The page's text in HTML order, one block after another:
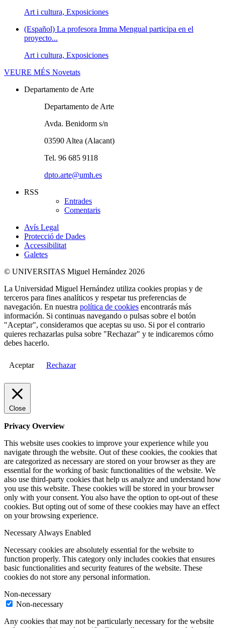
Art i cultura, Exposiciones
(Español) La profesora Imma Mengual participa en el
proyecto...
Art i cultura, Exposiciones
VEURE MÉS Novetats
Departamento de Arte
Departamento de Arte
Avda. Benidorm s/n
03590 Altea (Alacant)
Tel. 96 685 9118
dpto.arte@umh.es
RSS
Entrades
Comentaris
Avís Legal
Protecció de Dades
Accessibilitat
Galetes
© UNIVERSITAS Miguel Hernández 2026
La Universidad Miguel Hernández utiliza cookies propias y de
terceros para fines analíticos y respetar tus preferencias de
navegación. En nuestra política de cookies encontrarás más
información. Si continuas navegando o pulsas sobre el botón
"Aceptar", consideramos que aceptas su uso. Si por el contrario
quieres rechazarlas pulsa sobre "Rechazar" y te indicaremos cómo
debes hacerlo.
Aceptar Rechazar
Close
Privacy Overview
This website uses cookies to improve your experience while you
navigate through the website. Out of these cookies, the cookies that
are categorized as necessary are stored on your browser as they are
essential for the working of basic functionalities of the website. We
also use third-party cookies that help us analyze and understand how
you use this website. These cookies will be stored in your browser
only with your consent. You also have the option to opt-out of these
cookies. But opting out of some of these cookies may have an effect
on your browsing experience.
NecessaryAlways Enabled
Necessary cookies are absolutely essential for the website to
function properly. This category only includes cookies that ensures
basic functionalities and security features of the website. These
cookies do not store any personal information.
Non-necessary
Non-necessary
Any cookies that may not be particularly necessary for the website